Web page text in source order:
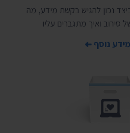
נכון להגיש בקשת מידע, מה
סירוב ואיך מתגברים עליו
נוסף